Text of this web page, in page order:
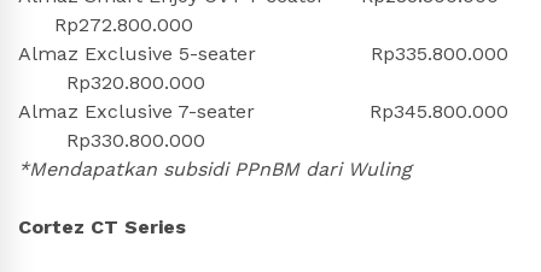
Rp272.800.000
Almaz Exclusive 5-seater Rp335.800.000
Rp320.800.000
Almaz Exclusive 7-seater Rp345.800.000
Rp330.800.000
*Mendapatkan subsidi PPnBM dari Wuling
Cortez CT Series